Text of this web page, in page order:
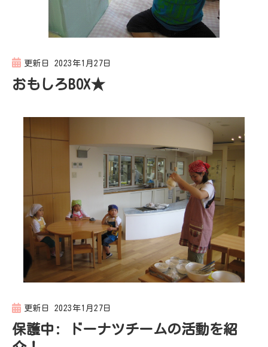
更新日 2023年1月27日
おもしろBOX★
更新日 2023年1月27日
保護中: ドーナツチームの活動を紹